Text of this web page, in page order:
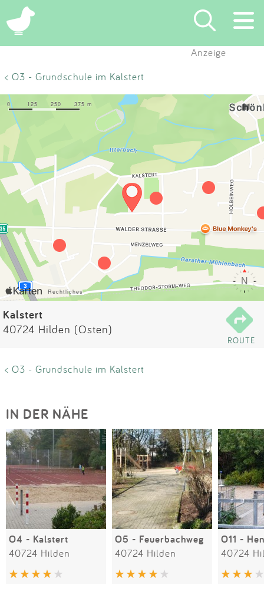
×
Suchen
Eintragen
App
Blog
Partner
Kontakt
Impressum
Anzeige
< O3 - Grundschule im Kalstert
Kalstert
40724 Hilden (Osten)
ROUTE
< O3 - Grundschule im Kalstert
IN DER NÄHE
O4 - Kalstert
40724 Hilden
O5 - Feuerbachweg
40724 Hilden
O11 -
40724